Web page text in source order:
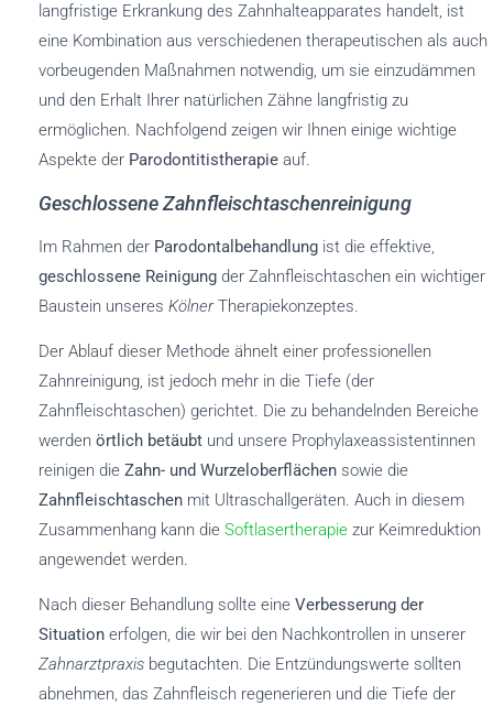
langfristige Erkrankung des Zahnhalteapparates handelt, ist
eine Kombination aus verschiedenen therapeutischen als auch
vorbeugenden Maßnahmen notwendig, um sie einzudämmen
und den Erhalt Ihrer natürlichen Zähne langfristig zu
ermöglichen. Nachfolgend zeigen wir Ihnen einige wichtige
Aspekte der Parodontitistherapie auf.
Geschlossene Zahnfleischtaschenreinigung
Im Rahmen der Parodontalbehandlung ist die effektive,
geschlossene Reinigung der Zahnfleischtaschen ein wichtiger
Baustein unseres KölnerTherapiekonzeptes.
Der Ablauf dieser Methode ähnelt einer professionellen
Zahnreinigung, ist jedoch mehr in die Tiefe (der
Zahnfleischtaschen) gerichtet. Die zu behandelnden Bereiche
werden örtlich betäubt und unsere Prophylaxeassistentinnen
reinigen die Zahn- und Wurzeloberflächen sowie die
Zahnfleischtaschen mit Ultraschallgeräten. Auch in diesem
Zusammenhang kann die Softlasertherapie zur Keimreduktion
angewendet werden.
Nach dieser Behandlung sollte eine Verbesserung der
Situation erfolgen, die wir bei den Nachkontrollen in unserer
Zahnarztpraxis begutachten. Die Entzündungswerte sollten
abnehmen, das Zahnfleisch regenerieren und die Tiefe der